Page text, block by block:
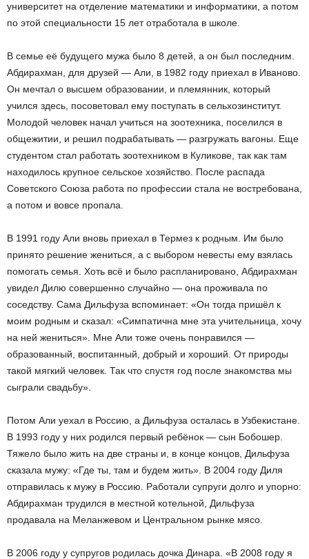
университет на отделение математики и информатики, а потом
по этой специальности 15 лет отработала в школе.
В семье её будущего мужа было 8 детей, а он был последним.
Абдирахман, для друзей — Али, в 1982 году приехал в Иваново.
Он мечтал о высшем образовании, и племянник, который
учился здесь, посоветовал ему поступать в сельхозинститут.
Молодой человек начал учиться на зоотехника, поселился в
общежитии, и решил подрабатывать — разгружать вагоны. Еще
студентом стал работать зоотехником в Куликове, так как там
находилось крупное сельское хозяйство. После распада
Советского Союза работа по профессии стала не востребована,
а потом и вовсе пропала.
В 1991 году Али вновь приехал в Термез к родным. Им было
принято решение жениться, а с выбором невесты ему взялась
помогать семья. Хоть всё и было распланировано, Абдирахман
увидел Дилю совершенно случайно — она проживала по
соседству. Сама Дильфуза вспоминает: «Он тогда пришёл к
моим родным и сказал: «Симпатична мне эта учительница, хочу
на ней жениться». Мне Али тоже очень понравился —
образованный, воспитанный, добрый и хороший. От природы
такой мягкий человек. Так что спустя год после знакомства мы
сыграли свадьбу».
Потом Али уехал в Россию, а Дильфуза осталась в Узбекистане.
В 1993 году у них родился первый ребёнок — сын Бобошер.
Тяжело было жить на две страны и, в конце концов, Дильфуза
сказала мужу: «Где ты, там и будем жить». В 2004 году Диля
отправилась к мужу в Россию. Работали супруги долго и упорно:
Абдирахман трудился в местной котельной, Дильфуза
продавала на Меланжевом и Центральном рынке мясо.
В 2006 году у супругов родилась дочка Динара. «В 2008 году я